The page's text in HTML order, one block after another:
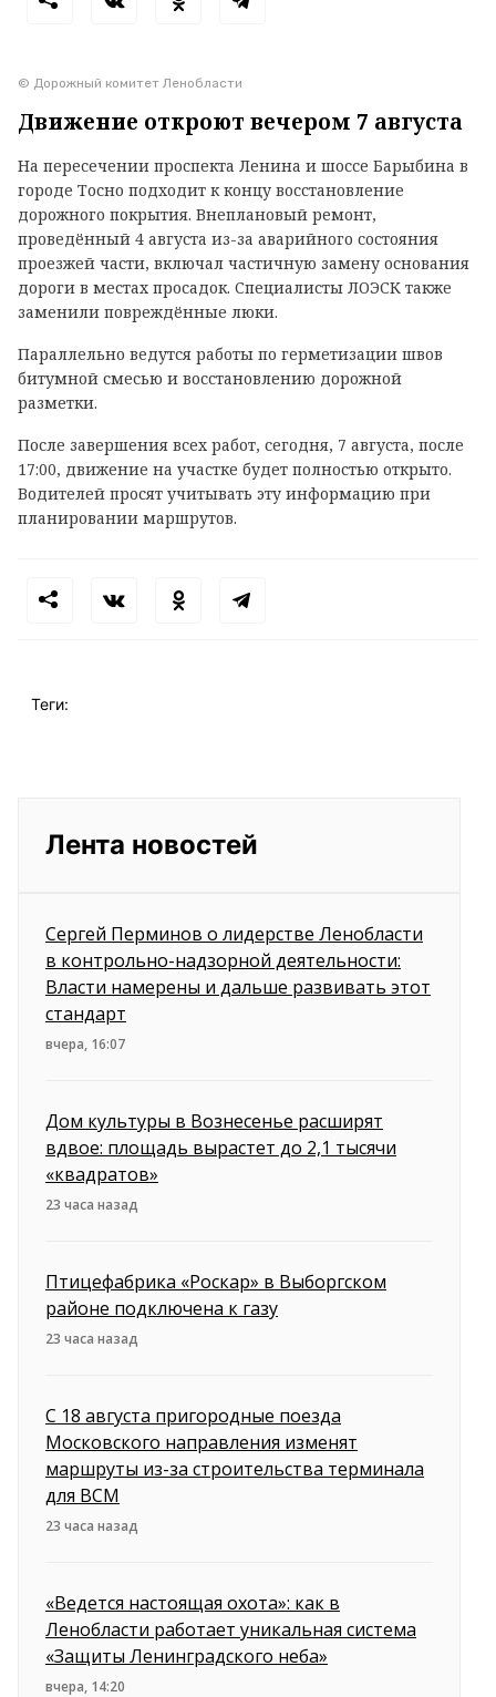
© Дорожный комитет Ленобласти
Движение откроют вечером 7 августа
На пересечении проспекта Ленина и шоссе Барыбина в
городе Тосно подходит к концу восстановление
дорожного покрытия. Внеплановый ремонт,
проведённый 4 августа из-за аварийного состояния
проезжей части, включал частичную замену основания
дороги в местах просадок. Специалисты ЛОЭСК также
заменили повреждённые люки.
Параллельно ведутся работы по герметизации швов
битумной смесью и восстановлению дорожной
разметки.
После завершения всех работ, сегодня, 7 августа, после
17:00, движение на участке будет полностью открыто.
Водителей просят учитывать эту информацию при
планировании маршрутов.
Теги:
Лента новостей
Сергей Перминов о лидерстве Ленобласти
в контрольно-надзорной деятельности:
Власти намерены и дальше развивать этот
стандарт
вчера, 16:07
Дом культуры в Вознесенье расширят
вдвое: площадь вырастет до 2,1 тысячи
«квадратов»
23 часа назад
Птицефабрика «Роскар» в Выборгском
районе подключена к газу
23 часа назад
С 18 августа пригородные поезда
Московского направления изменят
маршруты из-за строительства терминала
для ВСМ
23 часа назад
«Ведется настоящая охота»: как в
Ленобласти работает уникальная система
«Защиты Ленинградского неба»
вчера, 14:20